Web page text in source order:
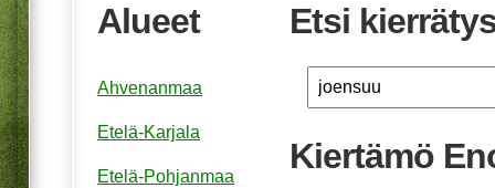
Etsi
Kiertämö
Alueet
Ahvenanmaa
Etelä-Karjala
Etelä-Pohjanmaa